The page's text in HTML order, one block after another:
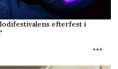
efterfest i